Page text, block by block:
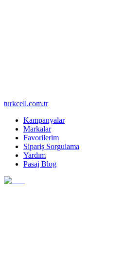
turkcell.com.tr
Kampanyalar
Markalar
Favorilerim
Sipariş Sorgulama
Yardım
Pasaj Blog